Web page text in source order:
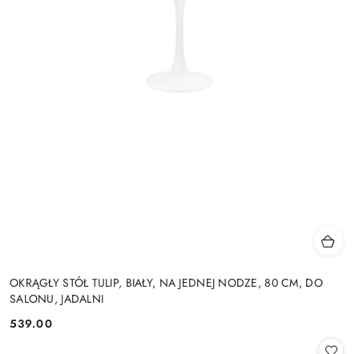
OKRĄGŁY STÓŁ TULIP, BIAŁY, NA JEDNEJ NODZE, 80 CM, DO
SALONU, JADALNI
Cena:
539.00